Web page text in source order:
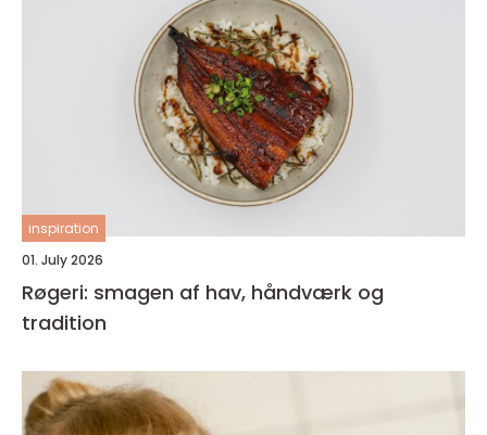
inspiration
01. July 2026
Røgeri: smagen af hav, håndværk og
tradition